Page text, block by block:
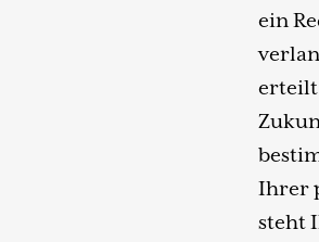
ein
erteilt
Ihrer
steht